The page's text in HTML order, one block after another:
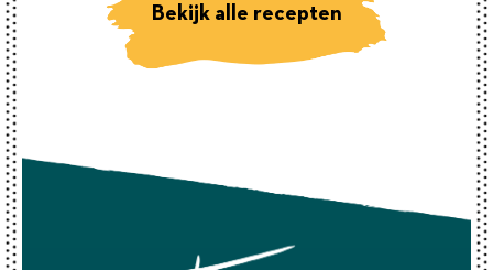
Bekijk alle recepten